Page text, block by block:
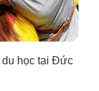
học tại Đức